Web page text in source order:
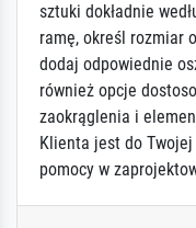
sztuki dokładnie
ramę, określ rozmiar
dodaj odpowiednie
również opcje
zaokrąglenia i
Klienta jest do
pomocy w